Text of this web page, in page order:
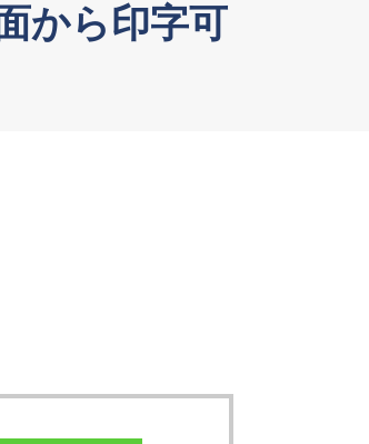
から印字可